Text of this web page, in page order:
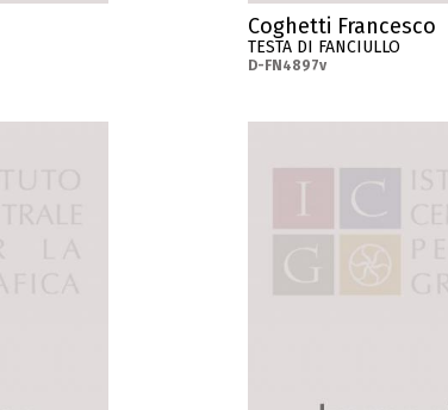
Coghetti Francesco
TESTA DI FANCIULLO
D-FN4897v